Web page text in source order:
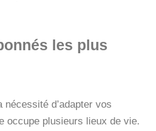
les plus
d’adapter vos
occupe plusieurs lieux de vie.